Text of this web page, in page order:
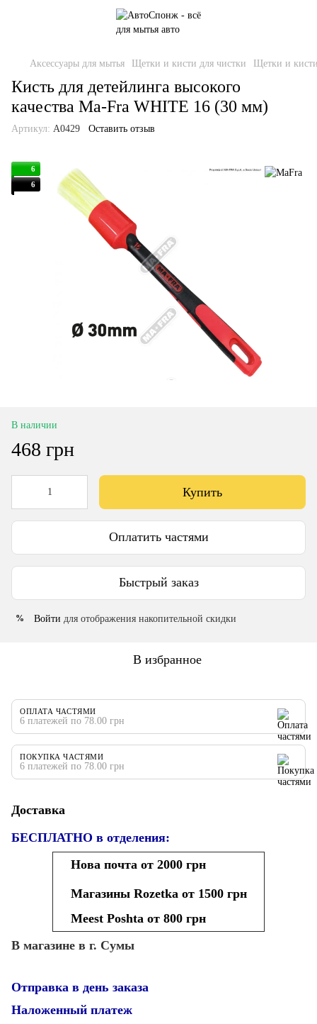
Аксессуары для мытья Щетки и кисти для чистки Щетки и
Кисть для детейлинга высокого
качества Ma-Fra WHITE 16 (30 мм)
Артикул: A0429 Оставить отзыв
6
6
В наличии
468 грн
Купить
Оплатить частями
Быстрый заказ
% Войти для отображения накопительной скидки
В избранное
ОПЛАТА ЧАСТЯМИ
6 платежей по 78.00 грн
ПОКУПКА ЧАСТЯМИ
6 платежей по 78.00 грн
Доставка
БЕСПЛАТНО в отделения:
Нова почта от 2000 грн
Магазины Rozetka от 1500 грн
Meest Poshta от 800 грн
В магазине в г. Сумы
Отправка в день заказа
Наложенный платеж